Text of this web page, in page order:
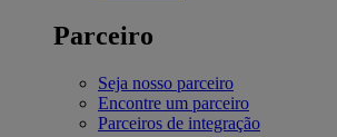
Parceiro
Seja nosso parceiro
Encontre um parceiro
Parceiros de integração